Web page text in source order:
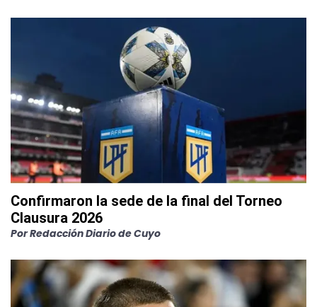
Confirmaron la sede de la final del Torneo
Clausura 2026
PorRedacción Diario de Cuyo